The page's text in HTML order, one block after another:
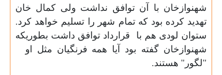
شهنوازخان با آن توافق نداشت ولی کمال خان
تهدید کرده بود که تمام شهر را تسلیم خواهد کرد.
ستوان لودی هم با قرارداد توافق داشت بطوریکه
شهنوازخان گفته بود آیا همه فرنگیان مثل او
"لگور" هستند.